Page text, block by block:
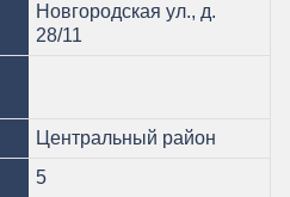
Новгородская ул., д.
28/11
Центральный район
5